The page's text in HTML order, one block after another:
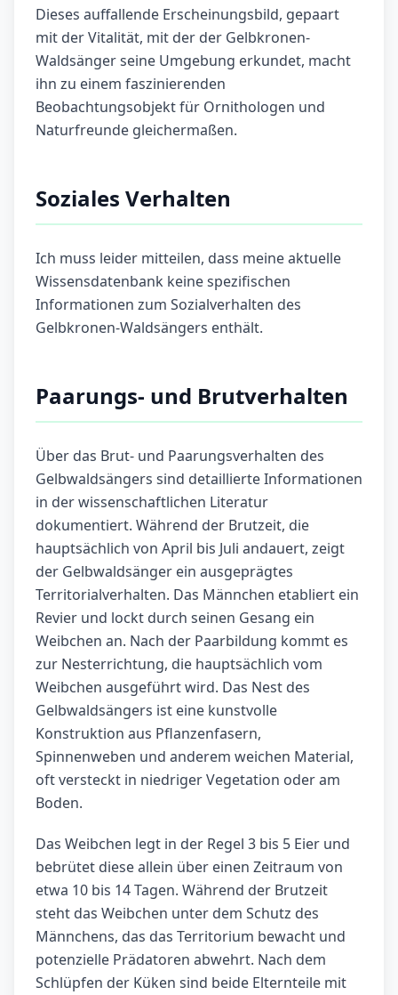
Dieses auffallende Erscheinungsbild, gepaart
mit der Vitalität, mit der der Gelbkronen-
Waldsänger seine Umgebung erkundet, macht
ihn zu einem faszinierenden
Beobachtungsobjekt für Ornithologen und
Naturfreunde gleichermaßen.
Soziales Verhalten
Ich muss leider mitteilen, dass meine aktuelle
Wissensdatenbank keine spezifischen
Informationen zum Sozialverhalten des
Gelbkronen-Waldsängers enthält.
Paarungs- und Brutverhalten
Über das Brut- und Paarungsverhalten des
Gelbwaldsängers sind detaillierte Informationen
in der wissenschaftlichen Literatur
dokumentiert. Während der Brutzeit, die
hauptsächlich von April bis Juli andauert, zeigt
der Gelbwaldsänger ein ausgeprägtes
Territorialverhalten. Das Männchen etabliert ein
Revier und lockt durch seinen Gesang ein
Weibchen an. Nach der Paarbildung kommt es
zur Nesterrichtung, die hauptsächlich vom
Weibchen ausgeführt wird. Das Nest des
Gelbwaldsängers ist eine kunstvolle
Konstruktion aus Pflanzenfasern,
Spinnenweben und anderem weichen Material,
oft versteckt in niedriger Vegetation oder am
Boden.
Das Weibchen legt in der Regel 3 bis 5 Eier und
bebrütet diese allein über einen Zeitraum von
etwa 10 bis 14 Tagen. Während der Brutzeit
steht das Weibchen unter dem Schutz des
Männchens, das das Territorium bewacht und
potenzielle Prädatoren abwehrt. Nach dem
Schlüpfen der Küken sind beide Elternteile mit